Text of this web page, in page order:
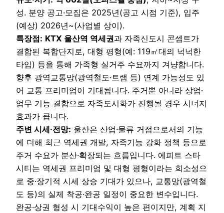
성. 분양 공고·모집은 2025년(공고 시점 기준), 입주
(예상) 2026년~(사업별 상이).
특장점: KTX 울산역 역세권과 자족신도시 콘셉트가
결합된 복합단지로, 대형 평형(예: 119㎡대의 넉넉한
타입) 등을 통해 가족형 실거주 수요까지 겨냥합니다.
향후 광역교통망(광역철도·트램 등) 연계 가능성도 있
어 교통 프리미엄이 기대됩니다. 주거뿐 아니라 상업·
업무 기능 결합으로 자족도시화가 진행될 경우 시너지
효과가 큽니다.
주변 시세·전망: 울산은 산업·물류 거점으로서의 기능
에 더해 최근 역세권 개발, 자족기능 강화 정책 등으로
주거 수요가 분산·확장되는 흐름입니다. 에피트 스타
시티는 역세권 프리미엄 및 대형 평형이라는 희소성으
로 중·장기적 시세 상승 기대가 있으나, 교통망(광역철
도 등)의 실제 착공·완공 일정이 중요한 변수입니다.
완공·상권 형성 시 기대수익이 높은 편이지만, 계획 지